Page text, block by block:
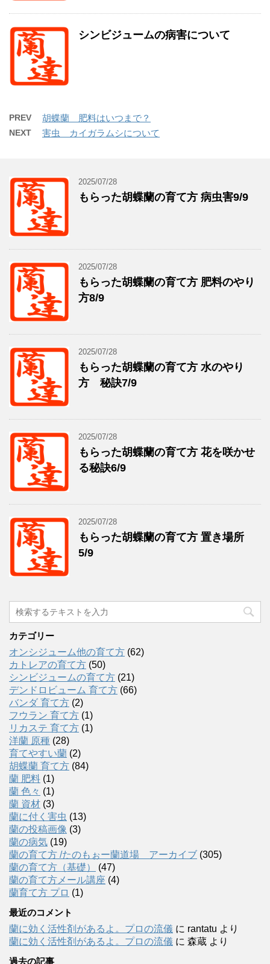
シンビジュームの病害について
PREV 胡蝶蘭 肥料はいつまで？
NEXT 害虫 カイガラムシについて
2025/07/28
もらった胡蝶蘭の育て方 病虫害9/9
2025/07/28
もらった胡蝶蘭の育て方 肥料のやり
方8/9
2025/07/28
もらった胡蝶蘭の育て方 水のやり
方 秘訣7/9
2025/07/28
もらった胡蝶蘭の育て方 花を咲かせ
る秘訣6/9
2025/07/28
もらった胡蝶蘭の育て方 置き場所
5/9
カテゴリー
オンシジューム他の育て方 (62)
カトレアの育て方 (50)
シンビジュームの育て方 (21)
デンドロビューム 育て方 (66)
バンダ 育て方 (2)
フウラン 育て方 (1)
リカステ 育て方 (1)
洋蘭 原種 (28)
育てやすい蘭 (2)
胡蝶蘭 育て方 (84)
蘭 肥料 (1)
蘭 色々 (1)
蘭 資材 (3)
蘭に付く害虫 (13)
蘭の投稿画像 (3)
蘭の病気 (19)
蘭の育て方 /たのもぉー蘭道場 アーカイブ (305)
蘭の育て方（基礎）
(47)
蘭の育て方メール講座 (4)
蘭育て方 プロ (1)
最近のコメント
蘭に効く活性剤があるよ。プロの流儀 に rantatu より
蘭に効く活性剤があるよ。プロの流儀 に 森蔵 より
過去の記事